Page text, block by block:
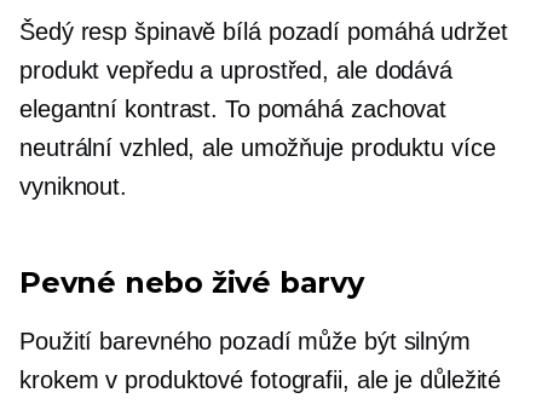
Šedý respšpinavě bílápozadí pomáhá udržet
produkt vepředu a uprostřed, ale dodává
elegantní kontrast. To pomáhá zachovat
neutrální vzhled, ale umožňuje produktu více
vyniknout.
Pevné nebo živé barvy
Použití barevného pozadí může být silným
krokem v produktové fotografii, ale je důležité